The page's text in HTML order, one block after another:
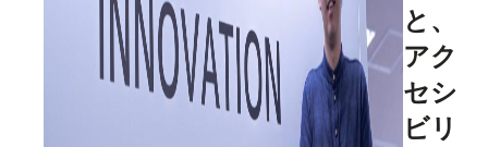
と、
アク
セシ
ビリ